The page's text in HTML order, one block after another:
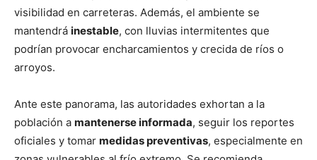
visibilidad en carreteras. Además, el ambiente se
mantendrá inestable, con lluvias intermitentes que
podrían provocar encharcamientos y crecida de ríos o
arroyos.
Ante este panorama, las autoridades exhortan a la
población a mantenerse informada, seguir los reportes
oficiales y tomar medidas preventivas, especialmente en